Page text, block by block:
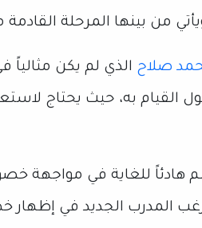
من بينها المرحلة
صلاح الذي لم يكن مثالياً
القيام به، حيث يحتاج
هادئاً للغاية في مواجهة
المدرب الجديد في